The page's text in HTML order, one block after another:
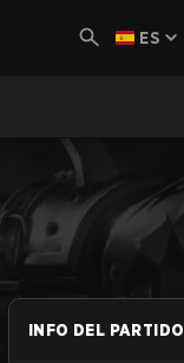
ES
INFO DEL PARTIDO